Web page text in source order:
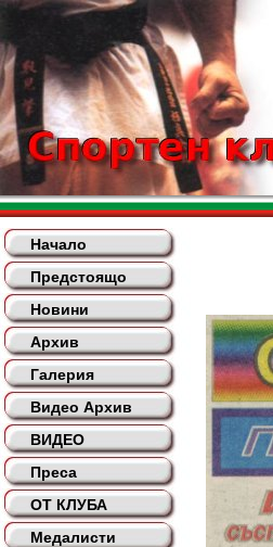
Начало
Предстоящо
Новини
Архив
Галерия
Видео Архив
ВИДЕО
Преса
ОТ КЛУБА
Медалисти